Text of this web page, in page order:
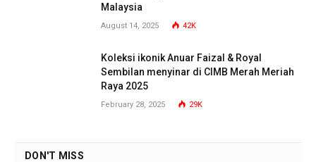
Malaysia
August 14, 2025 42K
Koleksi ikonik Anuar Faizal & Royal
Sembilan menyinar di CIMB Merah Meriah
Raya 2025
February 28, 2025 29K
DON'T MISS